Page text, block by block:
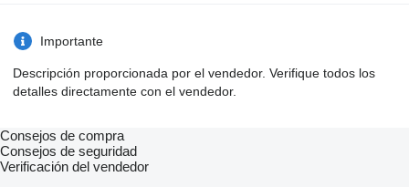
Importante
Descripción proporcionada por el vendedor. Verifique todos los
detalles directamente con el vendedor.
Consejos de compra
Consejos de seguridad
Verificación del vendedor